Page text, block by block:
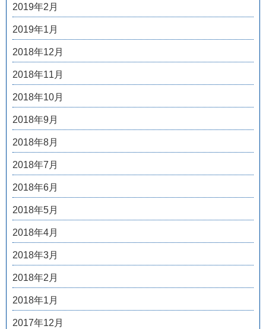
2019年2月
2019年1月
2018年12月
2018年11月
2018年10月
2018年9月
2018年8月
2018年7月
2018年6月
2018年5月
2018年4月
2018年3月
2018年2月
2018年1月
2017年12月